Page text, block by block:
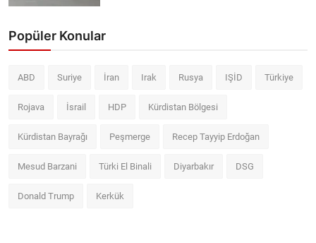
Popüler Konular
ABD Suriye İran Irak Rusya IŞİD Türkiye
Rojava İsrail HDP Kürdistan Bölgesi
Kürdistan Bayrağı Peşmerge Recep Tayyip Erdoğan
Mesud Barzani Türki El Binali Diyarbakır DSG
Donald Trump Kerkük